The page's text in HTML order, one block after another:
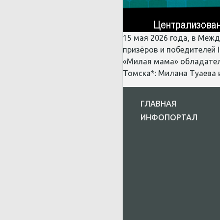
15 мая 2026 года, в
призёров и победителей
«Милая мама»
Томска*: Милана Туаева
ГЛАВНАЯ
ИНФОПОРТАЛ